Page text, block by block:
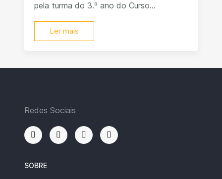
pela turma do 3.º ano do Curso...
Ler mais
Redes Sociais
SOBRE